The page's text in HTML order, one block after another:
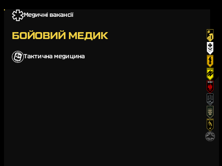
Медичні вакансії
БОЙОВИЙ МЕДИК
Тактична медицина